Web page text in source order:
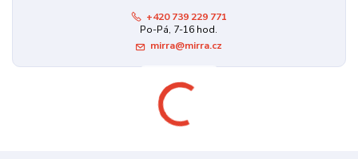
+420 739 229 771
Po-Pá, 7-16 hod.
mirra@mirra.cz